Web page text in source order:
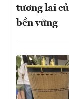
tương lai
bền vững